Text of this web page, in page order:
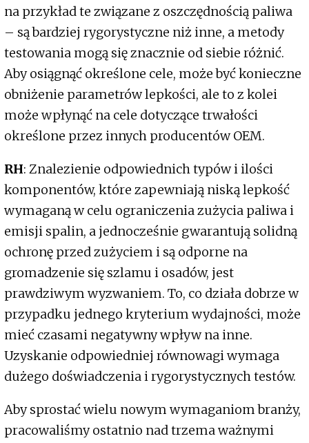
na przykład te związane z oszczędnością paliwa
– są bardziej rygorystyczne niż inne, a metody
testowania mogą się znacznie od siebie różnić.
Aby osiągnąć określone cele, może być konieczne
obniżenie parametrów lepkości, ale to z kolei
może wpłynąć na cele dotyczące trwałości
określone przez innych producentów OEM.
RH: Znalezienie odpowiednich typów i ilości
komponentów, które zapewniają niską lepkość
wymaganą w celu ograniczenia zużycia paliwa i
emisji spalin, a jednocześnie gwarantują solidną
ochronę przed zużyciem i są odporne na
gromadzenie się szlamu i osadów, jest
prawdziwym wyzwaniem. To, co działa dobrze w
przypadku jednego kryterium wydajności, może
mieć czasami negatywny wpływ na inne.
Uzyskanie odpowiedniej równowagi wymaga
dużego doświadczenia i rygorystycznych testów.
Aby sprostać wielu nowym wymaganiom branży,
pracowaliśmy ostatnio nad trzema ważnymi